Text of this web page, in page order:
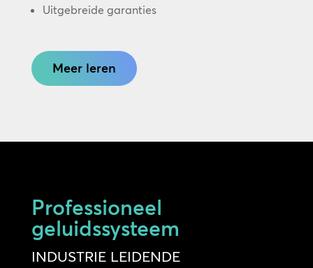
Uitgebreide garanties
Meer leren
Professioneel
geluidssysteem
INDUSTRIE LEIDENDE